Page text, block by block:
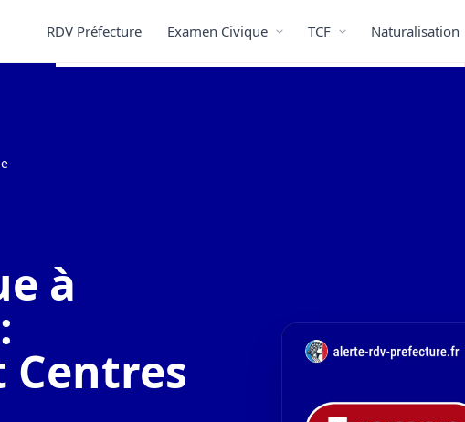
RDV Préfecture Examen Civique TCF Naturalisation
à